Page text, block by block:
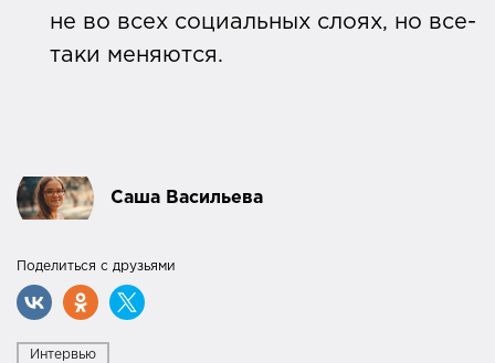
не во всех социальных слоях, но все-
таки меняются.
Саша Васильева
Поделиться с друзьями
Интервью